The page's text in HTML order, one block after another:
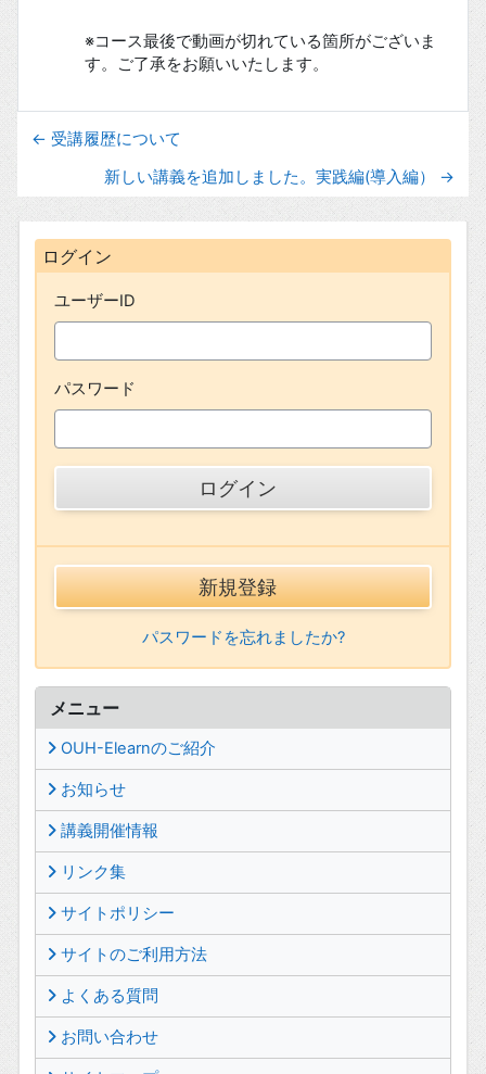
※コース最後で動画が切れている箇所がございま
す。ご了承をお願いいたします。
← 受講履歴について
新しい講義を追加しました。実践編(導入編） →
ブロック
ログイン をスキップする
ログイン
ユーザーID
パスワード
新規登録
パスワードを忘れましたか?
メニュー
OUH-Elearnのご紹介
お知らせ
講義開催情報
リンク集
サイトポリシー
サイトのご利用方法
よくある質問
お問い合わせ